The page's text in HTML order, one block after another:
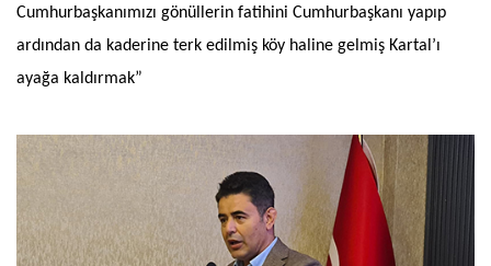
Cumhurbaşkanımızı gönüllerin fatihini Cumhurbaşkanı yapıp
ardından da kaderine terk edilmiş köy haline gelmiş Kartal’ı
ayağa kaldırmak”